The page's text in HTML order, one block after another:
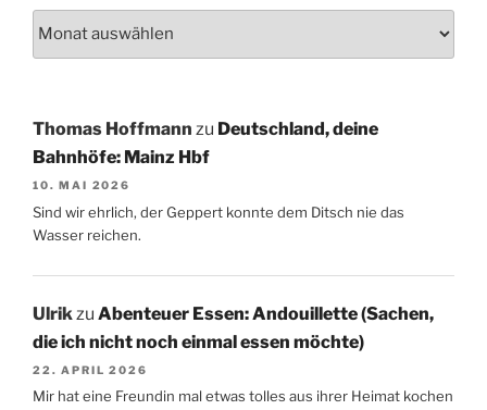
Thomas Hoffmann zu Deutschland, deine
Bahnhöfe: Mainz Hbf
10. MAI 2026
Sind wir ehrlich, der Geppert konnte dem Ditsch nie das
Wasser reichen.
Ulrikzu Abenteuer Essen: Andouillette (Sachen,
die ich nicht noch einmal essen möchte)
22. APRIL 2026
Mir hat eine Freundin mal etwas tolles aus ihrer Heimat kochen